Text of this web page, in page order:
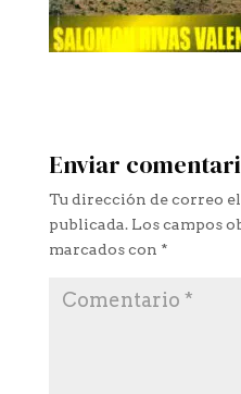
Enviar
Tu dirección de correo
publicada. Los campos
marcados con *